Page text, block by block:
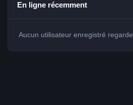
En ligne récemment
Aucun utilisateur enregistré